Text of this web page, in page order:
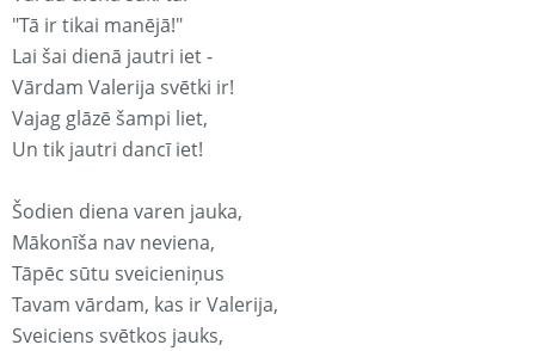
"Tā ir tikai manējā!"
Lai šai dienā jautri iet -
Vārdam Valerija svētki ir!
Vajag glāzē šampi liet,
Un tik jautri dancī iet!
Šodien diena varen jauka,
Mākonīša nav neviena,
Tāpēc sūtu sveicieniņus
Tavam vārdam, kas ir Valerija,
Sveiciens svētkos jauks,